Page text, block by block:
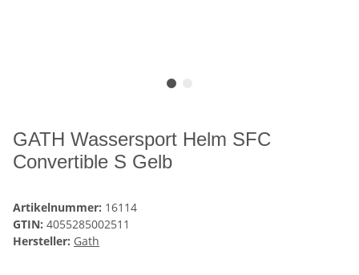
GATH Wassersport Helm SFC
Convertible S Gelb
Artikelnummer: 16114
GTIN: 4055285002511
Hersteller: Gath